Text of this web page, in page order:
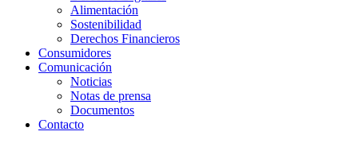
Alimentación
Sostenibilidad
Derechos Financieros
Consumidores
Comunicación
Noticias
Notas de prensa
Documentos
Contacto